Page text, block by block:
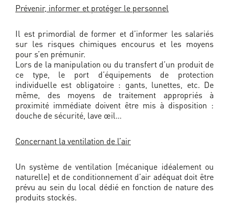
Prévenir, informer et protéger le personnel
Il est primordial de former et d’informer les salariés
sur les risques chimiques encourus et les moyens
pour s’en prémunir.
Lors de la manipulation ou du transfert d’un produit de
ce type, le port d’équipements de protection
individuelle est obligatoire : gants, lunettes, etc. De
même, des moyens de traitement appropriés à
proximité immédiate doivent être mis à disposition :
douche de sécurité, lave œil…
Concernant la ventilation de l’air
Un système de ventilation (mécanique idéalement ou
naturelle) et de conditionnement d’air adéquat doit être
prévu au sein du local dédié en fonction de nature des
produits stockés.